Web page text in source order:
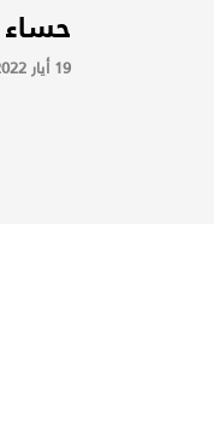
حساء
19 أيار 2022